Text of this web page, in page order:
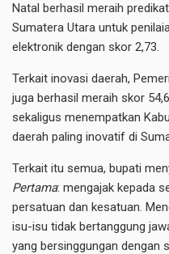
Natal berhasil meraih
Sumatera Utara untuk
elektronik dengan skor 2,73.
Terkait inovasi daerah,
juga berhasil meraih skor
sekaligus menempatkan
daerah paling inovatif di
Terkait itu semua, bupati
Pertama: mengajak kepada
persatuan dan kesatuan.
isu-isu tidak bertanggung
yang bersinggungan dengan